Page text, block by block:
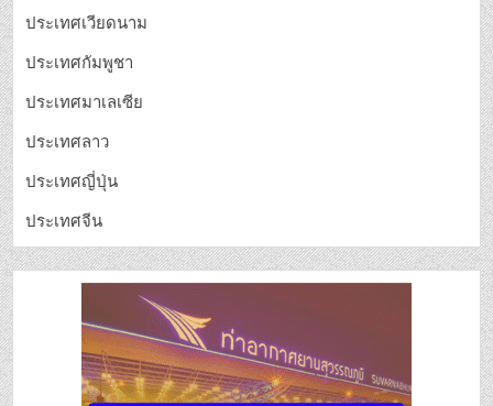
ประเทศเวียดนาม
ประเทศกัมพูชา
ประเทศมาเลเซีย
ประเทศลาว
ประเทศญี่ปุ่น
ประเทศจีน